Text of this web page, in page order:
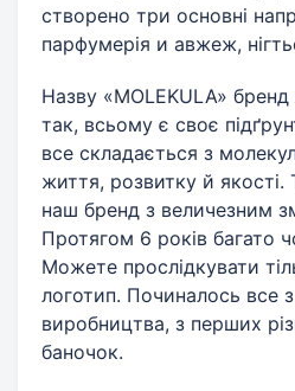
створено три основні
парфумерія и авжеж,
Назву «MOLEKULA»
так, всьому є своє
все складається з
життя, розвитку й
наш бренд з величезним
Протягом 6 років багато
Можете прослідкувати
логотип. Починалось все
виробництва, з перших
баночок.